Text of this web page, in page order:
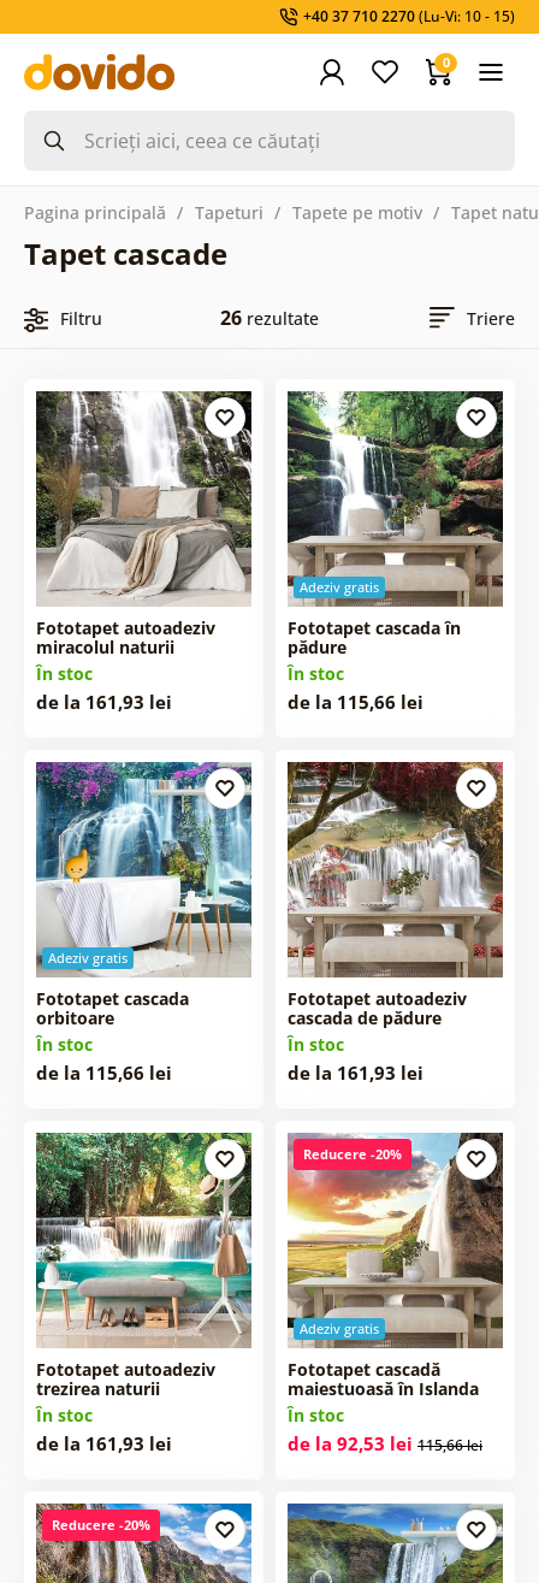
+40 37 710 2270(Lu-Vi: 10 - 15)
0
Pagina principală Tapeturi Tapete pe motiv Tapet
Tapet cascade
Filtru 26 rezultate Triere
Fototapet autoadeziv
miracolul naturii
În stoc
de la 161,93 lei
Adeziv gratis
Fototapet cascada în
pădure
În stoc
de la 115,66 lei
Adeziv gratis
Fototapet cascada
orbitoare
În stoc
de la 115,66 lei
Fototapet autoadeziv
cascada de pădure
În stoc
de la 161,93 lei
Fototapet autoadeziv
trezirea naturii
În stoc
de la 161,93 lei
Adeziv gratis
Reducere -20%
Fototapet cascadă
maiestuoasă în Islanda
În stoc
de la 92,53 lei 115,66 lei
Reducere -20%